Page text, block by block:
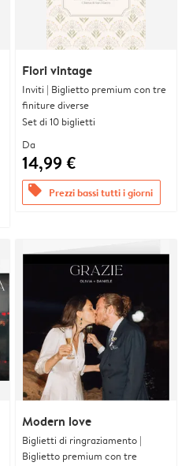
Fiori vintage
Inviti | Biglietto premium con tre
finiture diverse
Set di 10 biglietti
Da
14,99 €
offers Prezzi bassi tutti i giorni
Modern love
Biglietti di ringraziamento |
Biglietto premium con tre